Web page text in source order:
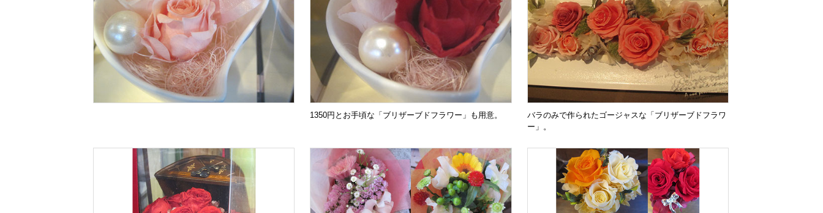
1350円とお手頃な「ブリザーブドフラワー」も用意。
バラのみで作られたゴージャスな「ブリザーブドフラワ
ー」。